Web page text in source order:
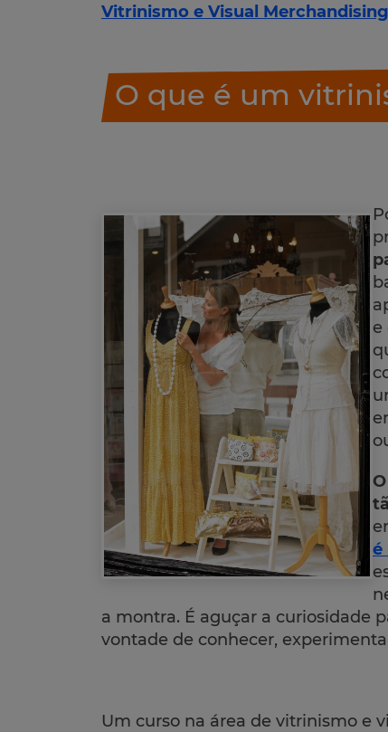
Vitrinismo e Visual Merchandising
O que é um
e
é
a montra. É aguçar a curiosidade
vontade de conhecer,
Um curso na área de vitrinismo e